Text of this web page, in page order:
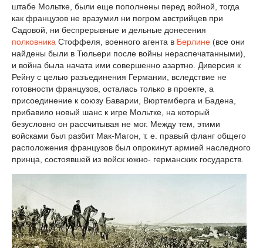
штабе Мольтке, были еще пополнены перед войной, тогда
как французов не вразумил ни погром австрийцев при
Садовой, ни беспрерывные и дельные донесения
полковника Стоффеля, военного агента в Берлине (все они
найдены были в Тюльери после войны нераспечатанными),
и война была начата ими совершенно азартно. Диверсия к
Рейну с целью разъединения Германии, вследствие не
готовности французов, осталась только в проекте, а
присоединение к союзу Баварии, Вюртемберга и Бадена,
прибавило новый шанс к игре Мольтке, на который
безусловно он рассчитывая не мог. Между тем, этими
войсками был разбит Мак-Магон, т. е. правый фланг общего
расположения французов был опрокинут армией наследного
принца, состоявшей из войск южно- германских государств.